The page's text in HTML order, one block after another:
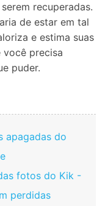
recuperadas.
de estar em tal
e estima suas
precisa
puder.
apagadas do
fotos do Kik -
perdidas